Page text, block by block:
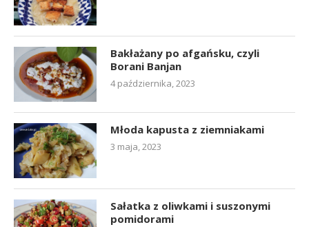
Bakłażany po afgańsku, czyli
Borani Banjan
4 października, 2023
Młoda kapusta z ziemniakami
3 maja, 2023
Sałatka z oliwkami i suszonymi
pomidorami